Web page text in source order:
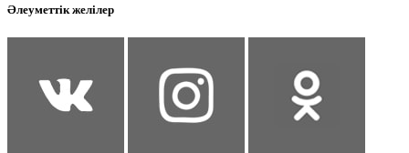
Әлеуметтік желілер